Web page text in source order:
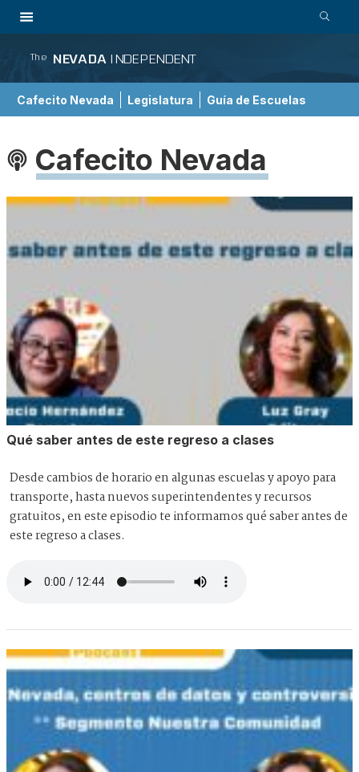
The NEVADA INDEPENDENT
Cafecito Nevada Legislatura Guía de Escuelas
Cafecito Nevada
Qué saber antes de este regreso a clases
Desde cambios de horario en algunas escuelas y apoyo para
transporte, hasta nuevos superintendentes y recursos
gratuitos, en este episodio te informamos qué saber antes de
este regreso a clases.